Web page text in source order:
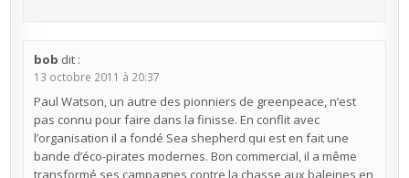
bob dit :
13 octobre 2011 à 20:37
Paul Watson, un autre des pionniers de greenpeace, n’est
pas connu pour faire dans la finisse. En conflit avec
l’organisation il a fondé Sea shepherd qui est en fait une
bande d’éco-pirates modernes. Bon commercial, il a même
transformé ses campagnes contre la chasse aux baleines en